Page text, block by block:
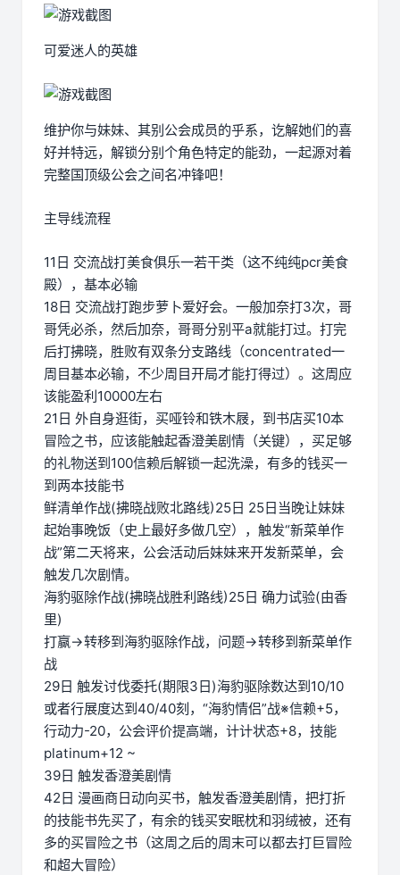
可爱迷人的英雄
维护你与妹妹、其别公会成员的乎系，讫解她们的喜
好并特远，解锁分别个角色特定的能劲，一起源对着
完整国顶级公会之间名冲锋吧！
主导线流程
11日 交流战打美食俱乐一若干类（这不纯纯pcr美食
殿），基本必输
18日 交流战打跑步萝卜爱好会。一般加奈打3次，哥
哥凭必杀，然后加奈，哥哥分别平a就能打过。打完
后打拂晓，胜败有双条分支路线（concentrated一
周目基本必输，不少周目开局才能打得过）。这周应
该能盈利10000左右
21日 外自身逛街，买哑铃和铁木屐，到书店买10本
冒险之书，应该能触起香澄美剧情（关键），买足够
的礼物送到100信赖后解锁一起洗澡，有多的钱买一
到两本技能书
鲜清单作战(拂晓战败北路线)25日 25日当晚让妹妹
起始事晚饭（史上最好多做几空），触发“新菜单作
战”第二天将来，公会活动后妹妹来开发新菜单，会
触发几次剧情。
海豹驱除作战(拂晓战胜利路线)25日 确力试验(由香
里)
打赢→转移到海豹驱除作战，问题→转移到新菜单作
战
29日 触发讨伐委托(期限3日)海豹驱除数达到10/10
或者行展度达到40/40刻，“海豹情侣”战※信赖+5，
行动力-20，公会评价提高端，计计状态+8，技能
platinum+12 ~
39日 触发香澄美剧情
42日 漫画商日动向买书，触发香澄美剧情，把打折
的技能书先买了，有余的钱买安眠枕和羽绒被，还有
多的买冒险之书（这周之后的周末可以都去打巨冒险
和超大冒险）